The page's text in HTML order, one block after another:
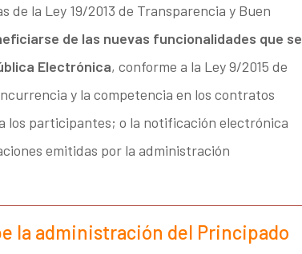
la Ley 19/2013 de Transparencia y Buen
de las nuevas funcionalidades que se
Electrónica, conforme a la Ley 9/2015 de
y la competencia en los contratos
los participantes; o la notificación electrónica
emitidas por la administración
la administración del Principado